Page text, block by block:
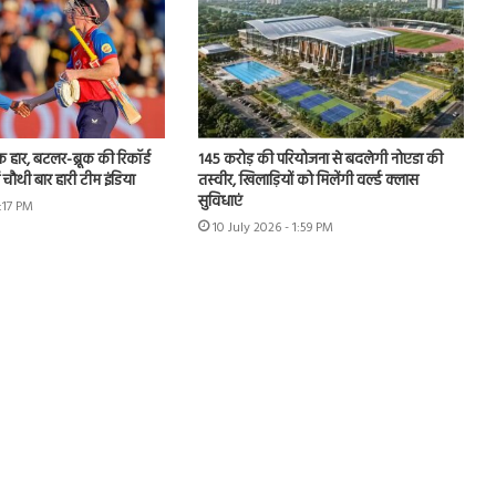
हार, बटलर-ब्रूक की रिकॉर्ड
बार हारी टीम इंडिया
PM
145 करोड़ की परियोजना से बदलेगी नोएडा की
तस्वीर, खिलाड़ियों को मिलेंगी वर्ल्ड क्लास
सुविधाएं
10 July 2026 - 1:59 PM